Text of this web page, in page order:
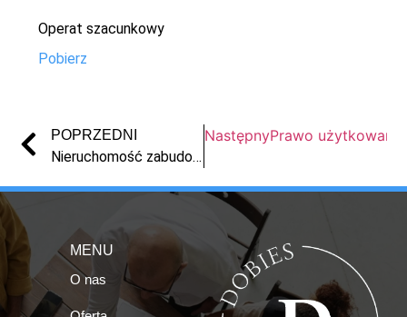
Operat szacunkowy
Pobierz
POPRZEDNI
Nieruchomość zabudowana we Włoszycy
NastępnyPrawo
MENU
O nas